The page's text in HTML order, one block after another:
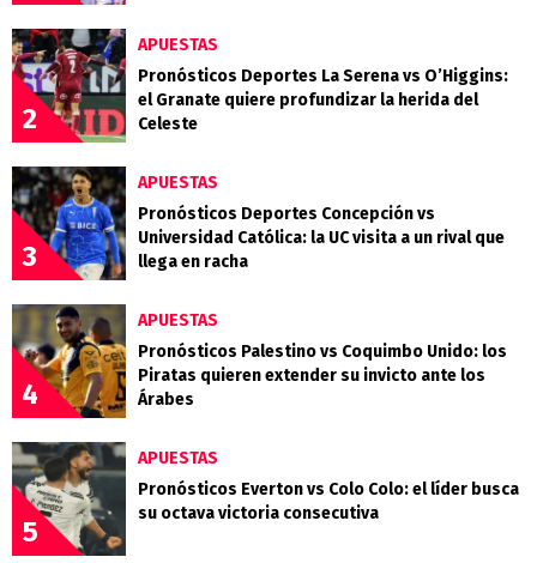
2
APUESTAS
Pronósticos Deportes La Serena vs O’Higgins:
el Granate quiere profundizar la herida del
Celeste
3
APUESTAS
Pronósticos Deportes Concepción vs
Universidad Católica: la UC visita a un rival que
llega en racha
4
APUESTAS
Pronósticos Palestino vs Coquimbo Unido: los
Piratas quieren extender su invicto ante los
Árabes
5
APUESTAS
Pronósticos Everton vs Colo Colo: el líder busca
su octava victoria consecutiva